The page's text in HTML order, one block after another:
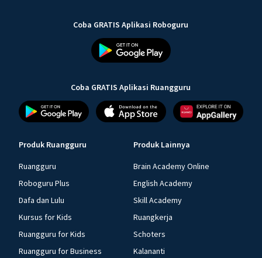
Coba GRATIS Aplikasi Roboguru
Coba GRATIS Aplikasi Ruangguru
Produk Ruangguru
Ruangguru
Roboguru Plus
Dafa dan Lulu
Kursus for Kids
Ruangguru for Kids
Ruangguru for Business
Produk Lainnya
Brain Academy Online
English Academy
Skill Academy
Ruangkerja
Schoters
Kalananti